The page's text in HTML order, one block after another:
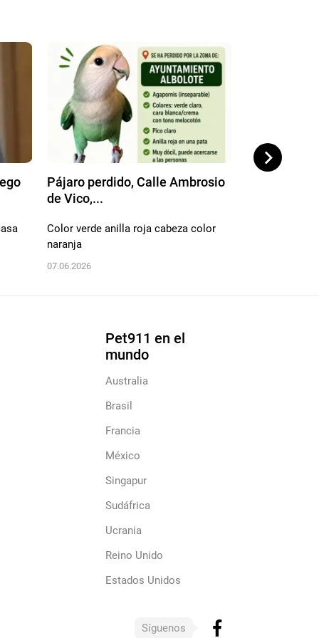
Pájaro perdido, Calle Ambrosio
de Vico,...
Color verde anilla roja cabeza color
naranja
07.06.2026
Pet911 en el
mundo
Australia
Brasil
Francia
México
Singapur
Sudáfrica
Ucrania
Reino Unido
Estados Unidos
Síguenos